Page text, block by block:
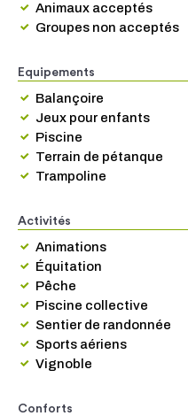
Animaux acceptés
Groupes non acceptés
Equipements
Balançoire
Jeux pour enfants
Piscine
Terrain de pétanque
Trampoline
Activités
Animations
Équitation
Pêche
Piscine collective
Sentier de randonnée
Sports aériens
Vignoble
Conforts